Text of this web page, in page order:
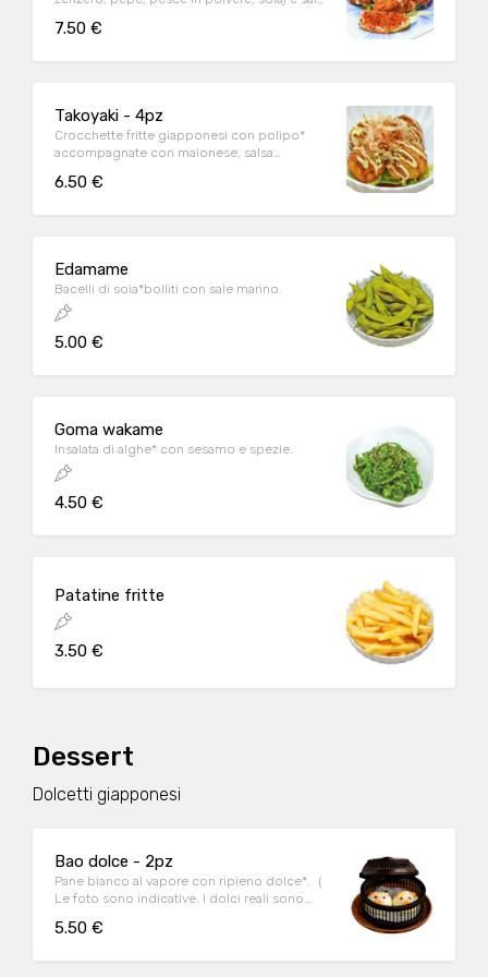
7.50 €
Takoyaki - 4pz
Crocchette fritte giapponesi con polipo*
accompagnate con maionese, salsa
affumicato in trucioli) e polvere di alghe.
6.50 €
Edamame
Bacelli di soia*bolliti con sale marino.
5.00 €
Goma wakame
Insalata di alghe* con sesamo e spezie.
4.50 €
Patatine fritte
3.50 €
Dessert
Dolcetti giapponesi
Bao dolce - 2pz
Pane bianco al vapore con ripieno dolce*.（
Le foto sono indicative. I dolci reali sono
5.50 €